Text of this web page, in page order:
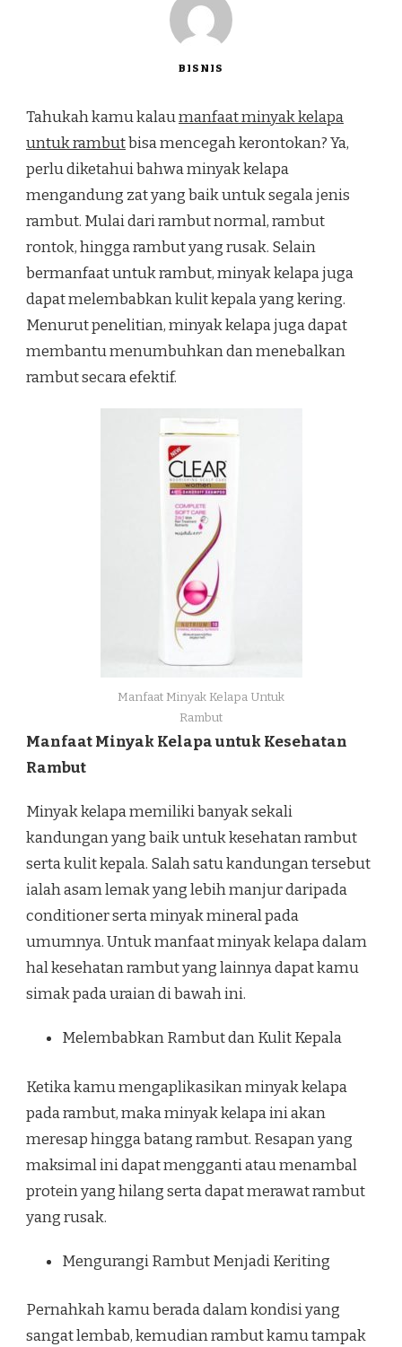
BISNIS
Tahukah kamu kalaumanfaat minyak kelapa
untuk rambutbisa mencegah kerontokan? Ya,
perlu diketahui bahwa minyak kelapa
mengandung zat yang baik untuk segala jenis
rambut. Mulai dari rambut normal, rambut
rontok, hingga rambut yang rusak. Selain
bermanfaat untuk rambut, minyak kelapa juga
dapat melembabkan kulit kepala yang kering.
Menurut penelitian, minyak kelapa juga dapat
membantu menumbuhkan dan menebalkan
rambut secara efektif.
Manfaat Minyak Kelapa Untuk
Rambut
Manfaat Minyak Kelapa untuk Kesehatan
Rambut
Minyak kelapa memiliki banyak sekali
kandungan yang baik untuk kesehatan rambut
serta kulit kepala. Salah satu kandungan tersebut
ialah asam lemak yang lebih manjur daripada
conditioner serta minyak mineral pada
umumnya. Untuk manfaat minyak kelapa dalam
hal kesehatan rambut yang lainnya dapat kamu
simak pada uraian di bawah ini.
Melembabkan Rambut dan Kulit Kepala
Ketika kamu mengaplikasikan minyak kelapa
pada rambut, maka minyak kelapa ini akan
meresap hingga batang rambut. Resapan yang
maksimal ini dapat mengganti atau menambal
protein yang hilang serta dapat merawat rambut
yang rusak.
Mengurangi Rambut Menjadi Keriting
Pernahkah kamu berada dalam kondisi yang
sangat lembab, kemudian rambut kamu tampak